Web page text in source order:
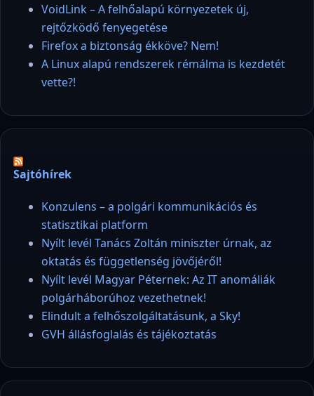
VoidLink – A felhőalapú környezetek új,
rejtőzködő fenyegetése
Firefox a biztonság ékköve? Nem!
A Linux alapú rendszerek rémálma is kezdetét
vette?!
Sajtóhírek
Konzulens – a polgári kommunikációs és
statisztikai platform
Nyílt levél Tanács Zoltán miniszter úrnak, az
oktatás és függetlenség jövőjéről!
Nyílt levél Magyar Péternek: Az IT anomáliák
polgárháborúhoz vezethetnek!
Elindult a felhőszolgáltatásunk, a Sky!
GVH állásfoglalás és tájékoztatás